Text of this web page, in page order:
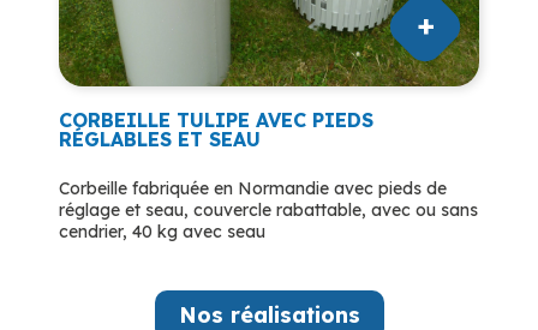
CORBEILLE TULIPE AVEC PIEDS
RÉGLABLES ET SEAU
Corbeille fabriquée en Normandie avec pieds de
réglage et seau, couvercle rabattable, avec ou sans
cendrier, 40 kg avec seau
Nos réalisations